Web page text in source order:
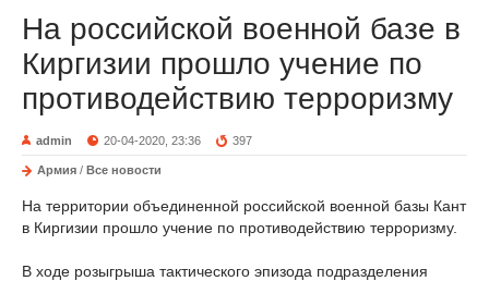
На российской военной базе в
Киргизии прошло учение по
противодействию терроризму
admin 20-04-2020, 23:36 397
Армия / Все новости
На территории объединенной российской военной базы Кант
в Киргизии прошло учение по противодействию терроризму.
В ходе розыгрыша тактического эпизода подразделения